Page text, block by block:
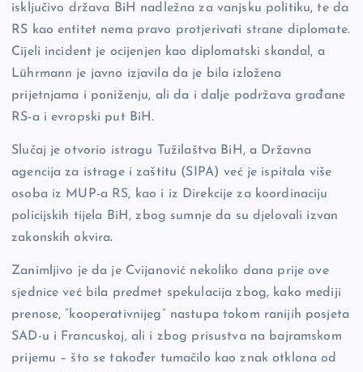
isključivo država BiH nadležna za vanjsku politiku, te da
RS kao entitet nema pravo protjerivati strane diplomate.
Cijeli incident je ocijenjen kao diplomatski skandal, a
Lührmann je javno izjavila da je bila izložena
prijetnjama i poniženju, ali da i dalje podržava građane
RS-a i evropski put BiH.
Slučaj je otvorio istragu Tužilaštva BiH, a Državna
agencija za istrage i zaštitu (SIPA) već je ispitala više
osoba iz MUP-a RS, kao i iz Direkcije za koordinaciju
policijskih tijela BiH, zbog sumnje da su djelovali izvan
zakonskih okvira.
Zanimljivo je da je Cvijanović nekoliko dana prije ove
sjednice već bila predmet spekulacija zbog, kako mediji
prenose, “kooperativnijeg” nastupa tokom ranijih posjeta
SAD-u i Francuskoj, ali i zbog prisustva na bajramskom
prijemu – što se također tumačilo kao znak otklona od